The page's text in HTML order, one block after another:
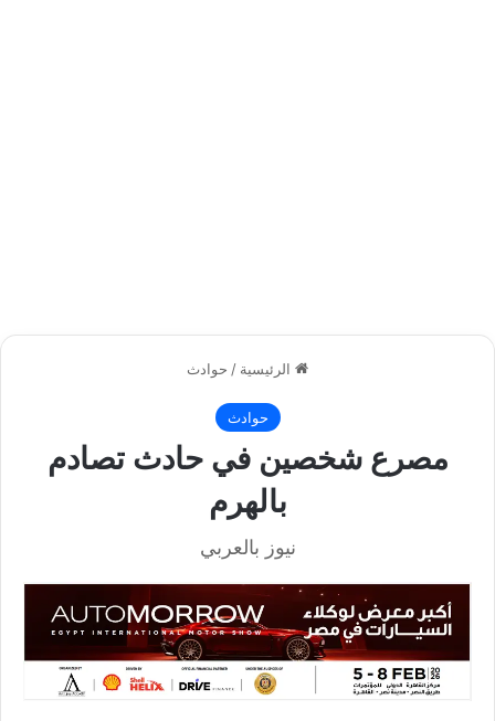
الرئيسية / حوادث
حوادث
مصرع شخصين في حادث تصادم
بالهرم
نيوز بالعربي